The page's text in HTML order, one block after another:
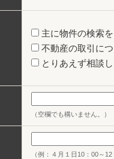
主に物件の検索
不動産の取引に
とりあえず相談
（空欄でも構いません。）
（例：４月１日10：00～